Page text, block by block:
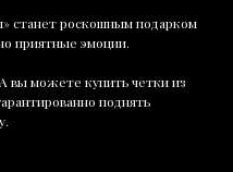
станет роскошным подарком
приятные эмоции.
вы можете купить четки из
поднять